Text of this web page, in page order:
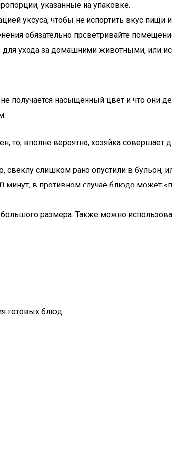
указанные на упаковке.
уксуса, чтобы не испортить вкус пищи
обязательно проветривайте
ухода за домашними животными, или
получается насыщенный цвет и что они
то, вполне вероятно, хозяйка
слишком рано опустили в бульон,
в противном случае блюдо может
размера. Также можно
готовых блюд.